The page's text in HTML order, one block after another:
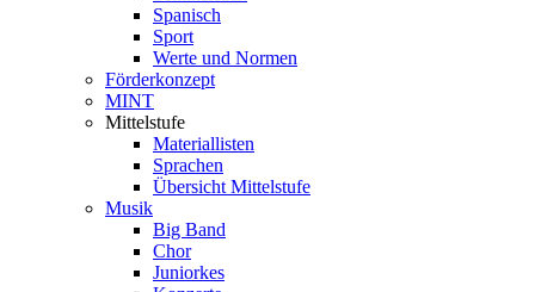
Spanisch
Sport
Werte und Normen
Förderkonzept
MINT
Mittelstufe
Materiallisten
Sprachen
Übersicht Mittelstufe
Musik
Big Band
Chor
Juniorkes